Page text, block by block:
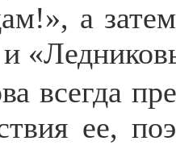
а
всегда
ее,